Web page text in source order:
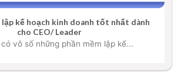
lập kế hoạch kinh doanh tốt nhất dành
cho CEO/ Leader
vô số những phần mềm lập kế...